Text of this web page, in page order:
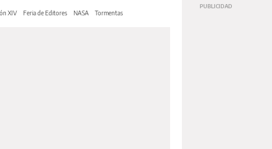
XIV Feria de Editores NASA Tormentas